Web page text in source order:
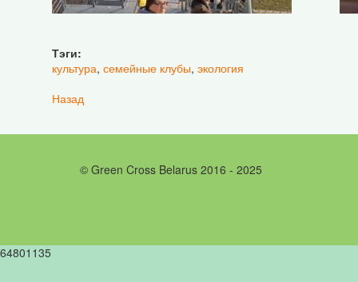
Тэги:
культура, семейные клубы, экология
Назад
© Green Cross Belarus 2016 - 2025
64801135